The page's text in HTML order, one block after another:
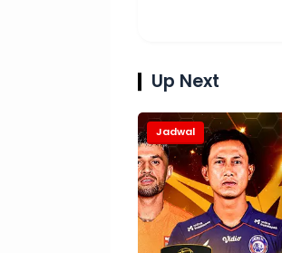
Up Next
Jadwal